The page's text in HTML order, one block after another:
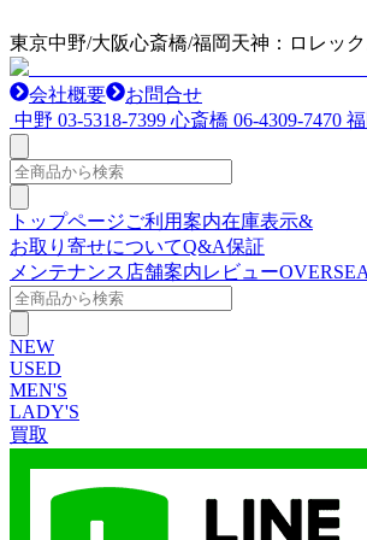
東京中野/大阪心斎橋/福岡天神：ロレッ
会社概要
お問合せ
中野 03-5318-7399 心斎橋 06-4309-7470
トップページご利用案内在庫表示&
お取り寄せについてQ&A保証
メンテナンス 店舗案内レビュー
NEW
USED
MEN'S
LADY'S
買取